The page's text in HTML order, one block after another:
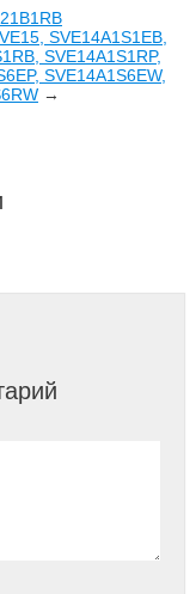
SVE14A1S1EB,
SVE14A1S1RP,
SVE14A1S6EW,
→